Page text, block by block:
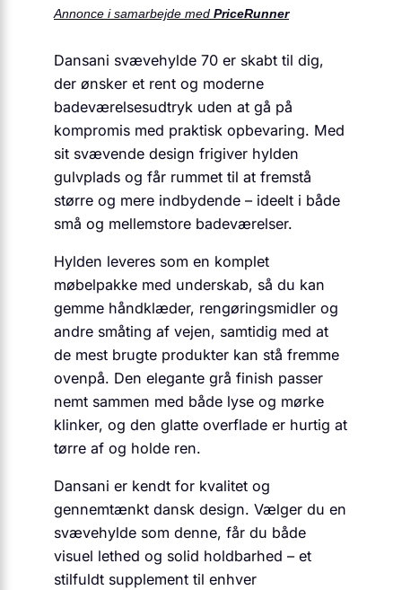
Annonce i samarbejde med PriceRunner
Dansani svævehylde 70 er skabt til dig,
der ønsker et rent og moderne
badeværelsesudtryk uden at gå på
kompromis med praktisk opbevaring. Med
sit svævende design frigiver hylden
gulvplads og får rummet til at fremstå
større og mere indbydende – ideelt i både
små og mellemstore badeværelser.
Hylden leveres som en komplet
møbelpakke med underskab, så du kan
gemme håndklæder, rengøringsmidler og
andre småting af vejen, samtidig med at
de mest brugte produkter kan stå fremme
ovenpå. Den elegante grå finish passer
nemt sammen med både lyse og mørke
klinker, og den glatte overflade er hurtig at
tørre af og holde ren.
Dansani er kendt for kvalitet og
gennemtænkt dansk design. Vælger du en
svævehylde som denne, får du både
visuel lethed og solid holdbarhed – et
stilfuldt supplement til enhver